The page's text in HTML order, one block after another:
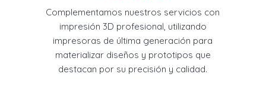
Complementamos nuestros servicios con
impresión 3D profesional, utilizando
impresoras de última generación para
materializar diseños y prototipos que
destacan por su precisión y calidad.